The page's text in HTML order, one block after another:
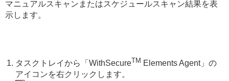
マニュアルスキャンまたはスケジュールスキャン結果を表
示します。
タスクトレイから「WithSecureTM Elements Agent」の
アイコンを右クリックします。